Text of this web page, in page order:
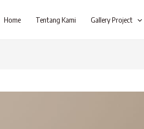
Home Tentang Kami Gallery Project